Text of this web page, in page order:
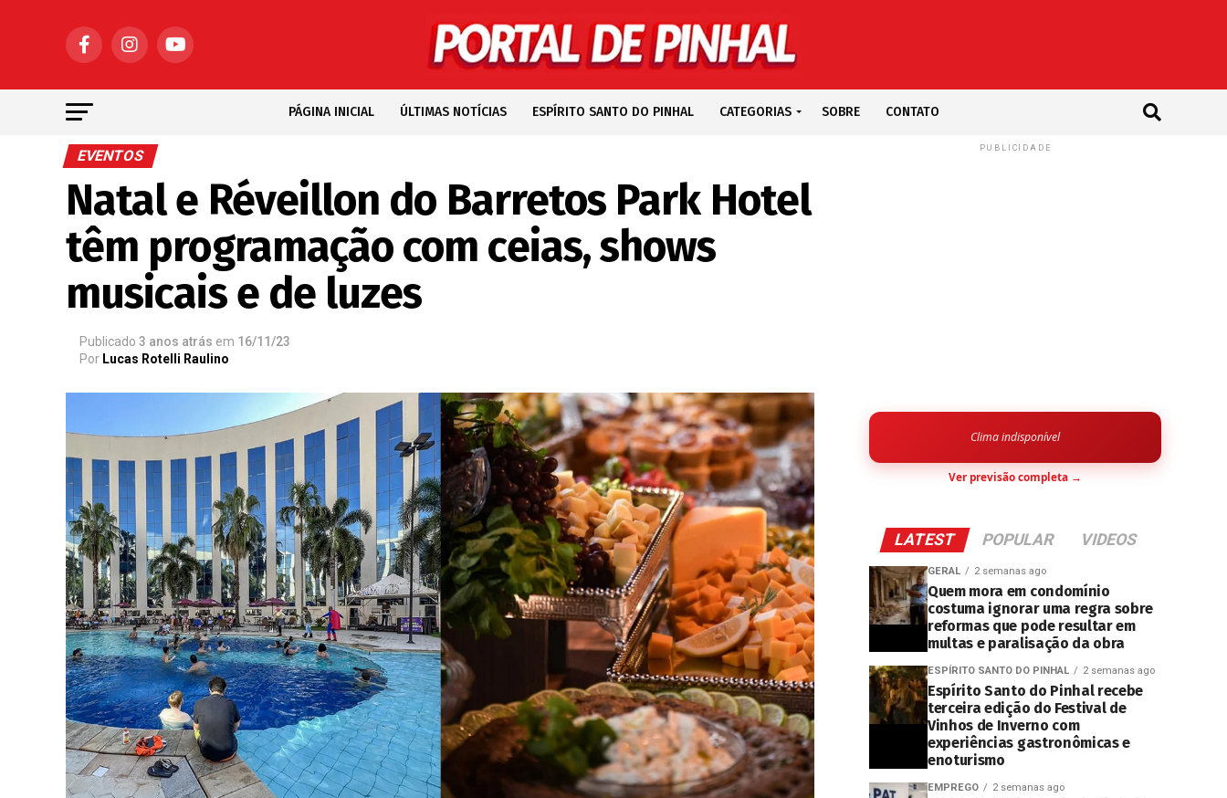
PÁGINA INICIAL ÚLTIMAS NOTÍCIAS ESPÍRITO SANTO DO PINHAL CATEGORIAS SOBRE CONTATO
EVENTOS
Natal e Réveillon do Barretos Park Hotel
têm programação com ceias, shows
musicais e de luzes
Publicado 3 anos atrás em 16/11/23
Por Lucas Rotelli Raulino
PUBLICIDADE
Clima indisponível
Ver previsão completa →
LATEST POPULAR VIDEOS
GERAL 2 semanas ago
Quem mora em condomínio
costuma ignorar uma regra sobre
reformas que pode resultar em
multas e paralisação da obra
ESPÍRITO SANTO DO PINHAL 2 semanas ago
Espírito Santo do Pinhal recebe
terceira edição do Festival de
Vinhos de Inverno com
experiências gastronômicas e
enoturismo
EMPREGO 2 semanas ago